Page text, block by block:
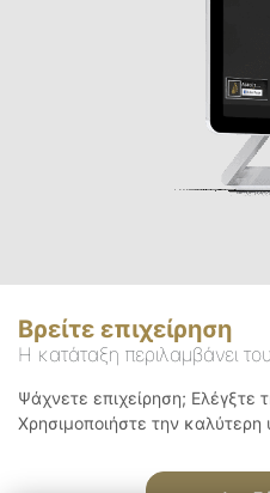
Βρείτε επιχείρηση
Η κατάταξη περιλαμβάνει
Ψάχνετε επιχείρηση; Ελέγξτε
Χρησιμοποιήστε την καλύτερη